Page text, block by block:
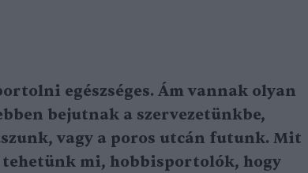
egészséges. Ám vannak olyan
bejutnak a szervezetünkbe,
vagy a poros utcán futunk. Mit
tehetünk mi, hobbisportolók, hogy